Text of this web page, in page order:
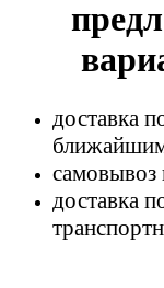
доставка
самовывоз
доставка